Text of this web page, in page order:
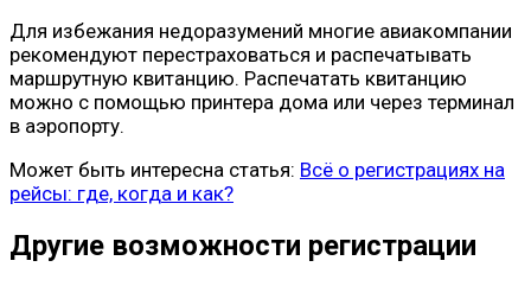
Для избежания недоразумений многие авиакомпании
рекомендуют перестраховаться и распечатывать
маршрутную квитанцию. Распечатать квитанцию
можно с помощью принтера дома или через терминал
в аэропорту.
Может быть интересна статья: Всё о регистрациях на
рейсы: где, когда и как?
Другие возможности регистрации